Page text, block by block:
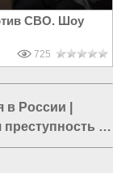
СВО. Шоу
725
в России
в